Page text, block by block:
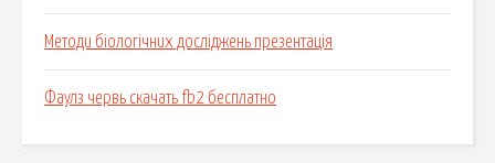
Методи біологічних досліджень презентація
Фаулз червь скачать fb2 бесплатно